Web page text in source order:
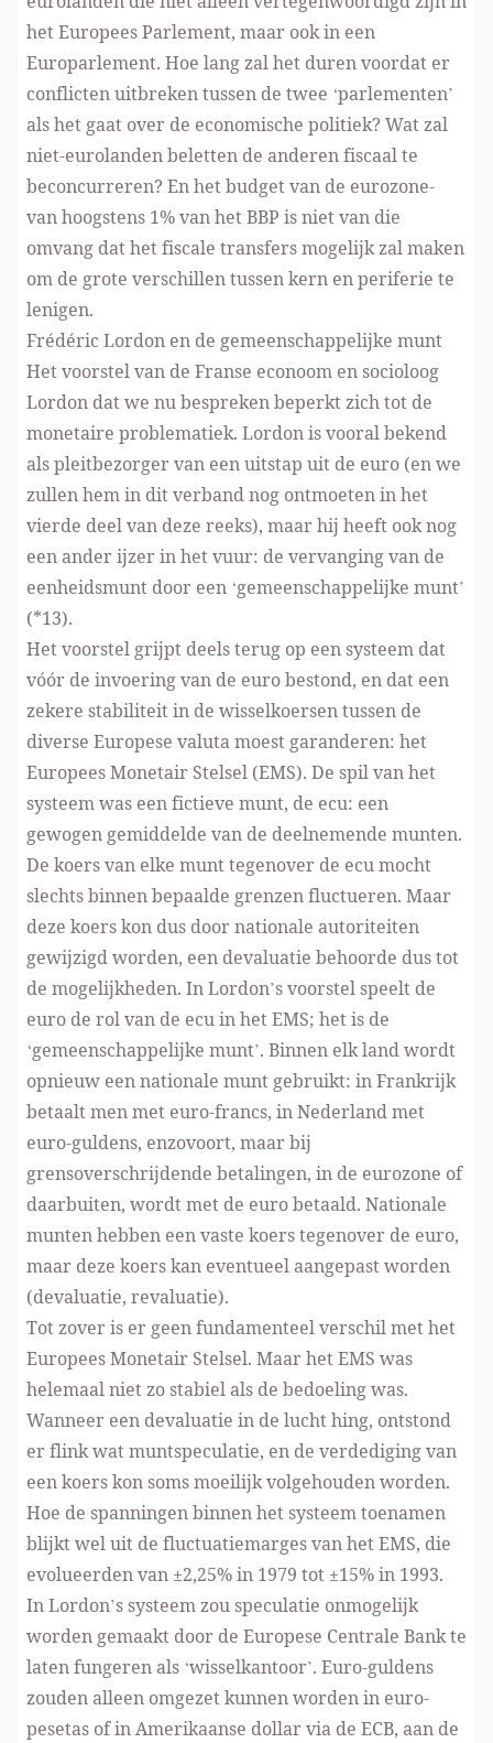
het Europees Parlement, maar ook in een
Europarlement. Hoe lang zal het duren voordat er
conflicten uitbreken tussen de twee ‘parlementen’
als het gaat over de economische politiek? Wat zal
niet-eurolanden beletten de anderen fiscaal te
beconcurreren? En het budget van de eurozone-
van hoogstens 1% van het BBP is niet van die
omvang dat het fiscale transfers mogelijk zal maken
om de grote verschillen tussen kern en periferie te
lenigen.
Frédéric Lordon en de gemeenschappelijke munt
Het voorstel van de Franse econoom en socioloog
Lordon dat we nu bespreken beperkt zich tot de
monetaire problematiek. Lordon is vooral bekend
als pleitbezorger van een uitstap uit de euro (en we
zullen hem in dit verband nog ontmoeten in het
vierde deel van deze reeks), maar hij heeft ook nog
een ander ijzer in het vuur: de vervanging van de
eenheidsmunt door een ‘gemeenschappelijke munt’
(*13).
Het voorstel grijpt deels terug op een systeem dat
vóór de invoering van de euro bestond, en dat een
zekere stabiliteit in de wisselkoersen tussen de
diverse Europese valuta moest garanderen: het
Europees Monetair Stelsel (EMS). De spil van het
systeem was een fictieve munt, de ecu: een
gewogen gemiddelde van de deelnemende munten.
De koers van elke munt tegenover de ecu mocht
slechts binnen bepaalde grenzen fluctueren. Maar
deze koers kon dus door nationale autoriteiten
gewijzigd worden, een devaluatie behoorde dus tot
de mogelijkheden. In Lordon’s voorstel speelt de
euro de rol van de ecu in het EMS; het is de
‘gemeenschappelijke munt’. Binnen elk land wordt
opnieuw een nationale munt gebruikt: in Frankrijk
betaalt men met euro-francs, in Nederland met
euro-guldens, enzovoort, maar bij
grensoverschrijdende betalingen, in de eurozone of
daarbuiten, wordt met de euro betaald. Nationale
munten hebben een vaste koers tegenover de euro,
maar deze koers kan eventueel aangepast worden
(devaluatie, revaluatie).
Tot zover is er geen fundamenteel verschil met het
Europees Monetair Stelsel. Maar het EMS was
helemaal niet zo stabiel als de bedoeling was.
Wanneer een devaluatie in de lucht hing, ontstond
er flink wat muntspeculatie, en de verdediging van
een koers kon soms moeilijk volgehouden worden.
Hoe de spanningen binnen het systeem toenamen
blijkt wel uit de fluctuatiemarges van het EMS, die
evolueerden van ±2,25% in 1979 tot ±15% in 1993.
In Lordon’s systeem zou speculatie onmogelijk
worden gemaakt door de Europese Centrale Bank te
laten fungeren als ‘wisselkantoor’. Euro-guldens
zouden alleen omgezet kunnen worden in euro-
pesetas of in Amerikaanse dollar via de ECB, aan de